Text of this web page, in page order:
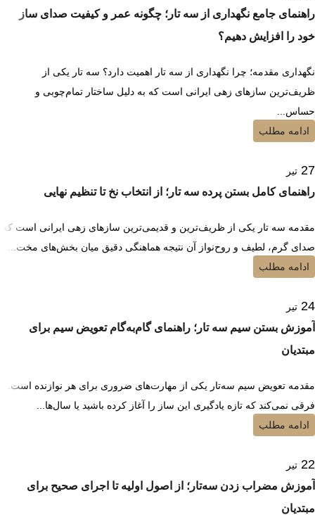
راهنمای جامع نگهداری از سه تار؛ چگونه عمر و کیفیت صدای ساز
خود را افزایش دهیم؟
نگهداری مقدمه؛ چرا نگهداری از سه تار اهمیت دارد؟ سه تار یکی از
ظریف‌ترین سازهای زهی ایرانی است که به دلیل ساختار تمام‌چوبی و
حساس...
ادامه مطلب
27 تیر
راهنمای کامل بستن پرده سه تار؛ از انتخاب نخ تا تنظیم نهایی
مقدمه سه تار یکی از ظریف‌ترین و قدیمی‌ترین سازهای زهی ایرانی است که
صدای گرم، لطیف و روح‌نواز آن نتیجه هماهنگی دقیق میان بخش‌های مخت...
ادامه مطلب
24 تیر
آموزش بستن سیم سه تار؛ راهنمای گام‌به‌گام تعویض سیم برای
مبتدیان
مقدمه تعویض سیم سه‌تار یکی از مهارت‌های ضروری برای هر نوازنده است.
فرقی نمی‌کند که تازه یادگیری این ساز را آغاز کرده باشید یا سال‌ها...
ادامه مطلب
22 تیر
آموزش مضراب زدن سه‌تار؛ از اصول اولیه تا اجرای صحیح برای
مبتدیان